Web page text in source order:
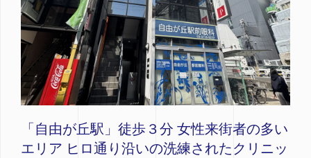
「自由が丘駅」徒歩３分 女性来街者の多い
エリア ヒロ通り沿いの洗練されたクリニッ